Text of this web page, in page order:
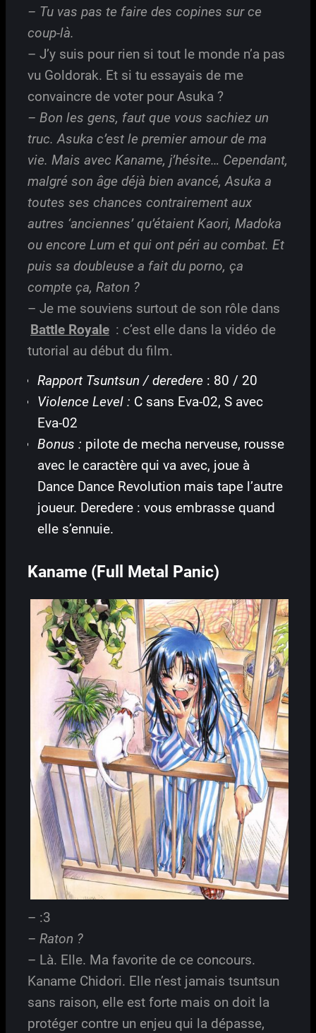
– Tu vas pas te faire des copines sur ce
coup-là.
– J’y suis pour rien si tout le monde n’a pas
vu Goldorak. Et si tu essayais de me
convaincre de voter pour Asuka ?
– Bon les gens, faut que vous sachiez un
truc. Asuka c’est le premier amour de ma
vie. Mais avec Kaname, j’hésite… Cependant,
malgré son âge déjà bien avancé, Asuka a
toutes ses chances contrairement aux
autres ‘anciennes’ qu’étaient Kaori, Madoka
ou encore Lum et qui ont péri au combat. Et
puis sa doubleuse a fait du porno, ça
compte ça, Raton ?
– Je me souviens surtout de son rôle dans
Battle Royale : c’est elle dans la vidéo de
tutorial au début du film.
Rapport Tsuntsun / deredere: 80 / 20
Violence Level : C sans Eva-02, S avec
Eva-02
Bonus : pilote de mecha nerveuse, rousse
avec le caractère qui va avec, joue à
Dance Dance Revolution mais tape l’autre
joueur. Deredere : vous embrasse quand
elle s’ennuie.
Kaname (Full Metal Panic)
– :3
– Raton ?
– Là. Elle. Ma favorite de ce concours.
Kaname Chidori. Elle n’est jamais tsuntsun
sans raison, elle est forte mais on doit la
protéger contre un enjeu qui la dépasse,